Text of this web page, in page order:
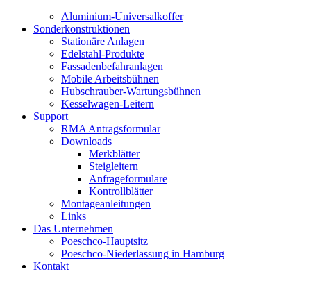
Aluminium-Universalkoffer
Sonderkonstruktionen
Stationäre Anlagen
Edelstahl-Produkte
Fassadenbefahranlagen
Mobile Arbeitsbühnen
Hubschrauber-Wartungsbühnen
Kesselwagen-Leitern
Support
RMA Antragsformular
Downloads
Merkblätter
Steigleitern
Anfrageformulare
Kontrollblätter
Montageanleitungen
Links
Das Unternehmen
Poeschco-Hauptsitz
Poeschco-Niederlassung in Hamburg
Kontakt